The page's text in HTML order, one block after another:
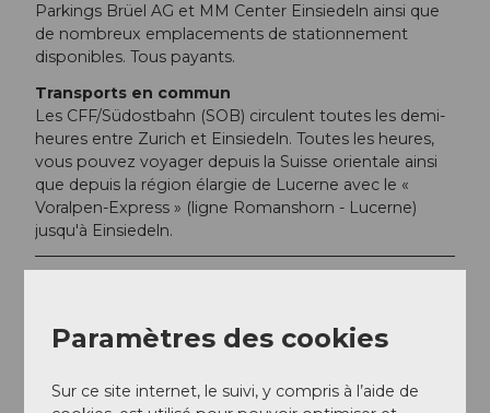
Parkings Brüel AG et MM Center Einsiedeln ainsi que
de nombreux emplacements de stationnement
disponibles. Tous payants.
Transports en commun
Les CFF/Südostbahn (SOB) circulent toutes les demi-
heures entre Zurich et Einsiedeln. Toutes les heures,
vous pouvez voyager depuis la Suisse orientale ainsi
que depuis la région élargie de Lucerne avec le «
Voralpen-Express » (ligne Romanshorn - Lucerne)
jusqu'à Einsiedeln.
Mit einem freundlichen Gruss, angepasster
Paramètres des cookies
Sur ce site internet, le suivi, y compris à l’aide de